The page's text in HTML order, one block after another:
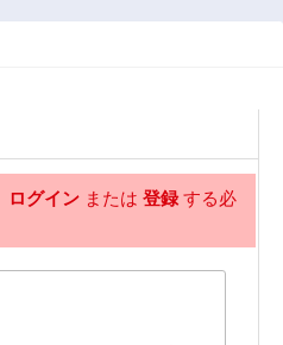
第4話
3ヶ月前
ログイン または 登録する必